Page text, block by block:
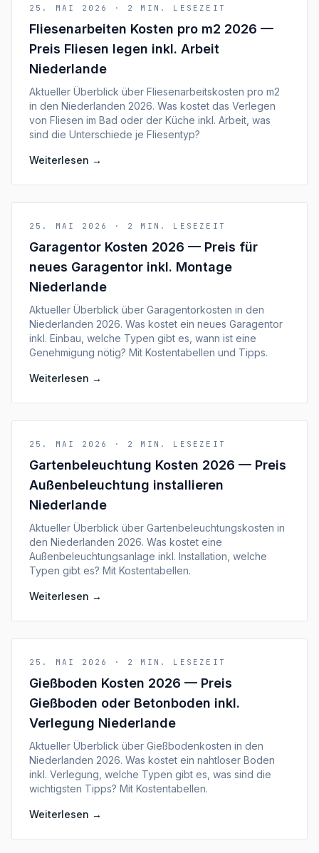
25. MAI 2026 · 2 MIN. LESEZEIT
Fliesenarbeiten Kosten pro m2 2026 —
Preis Fliesen legen inkl. Arbeit
Niederlande
Aktueller Überblick über Fliesenarbeitskosten pro m2
in den Niederlanden 2026. Was kostet das Verlegen
von Fliesen im Bad oder der Küche inkl. Arbeit, was
sind die Unterschiede je Fliesentyp?
Weiterlesen →
25. MAI 2026 · 2 MIN. LESEZEIT
Garagentor Kosten 2026 — Preis für
neues Garagentor inkl. Montage
Niederlande
Aktueller Überblick über Garagentorkosten in den
Niederlanden 2026. Was kostet ein neues Garagentor
inkl. Einbau, welche Typen gibt es, wann ist eine
Genehmigung nötig? Mit Kostentabellen und Tipps.
Weiterlesen →
25. MAI 2026 · 2 MIN. LESEZEIT
Gartenbeleuchtung Kosten 2026 — Preis
Außenbeleuchtung installieren
Niederlande
Aktueller Überblick über Gartenbeleuchtungskosten in
den Niederlanden 2026. Was kostet eine
Außenbeleuchtungsanlage inkl. Installation, welche
Typen gibt es? Mit Kostentabellen.
Weiterlesen →
25. MAI 2026 · 2 MIN. LESEZEIT
Gießboden Kosten 2026 — Preis
Gießboden oder Betonboden inkl.
Verlegung Niederlande
Aktueller Überblick über Gießbodenkosten in den
Niederlanden 2026. Was kostet ein nahtloser Boden
inkl. Verlegung, welche Typen gibt es, was sind die
wichtigsten Tipps? Mit Kostentabellen.
Weiterlesen →